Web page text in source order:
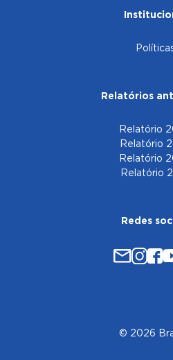
Relatórios
Relatório
Relatório
Relatório
Relatório
Redes
© 2026